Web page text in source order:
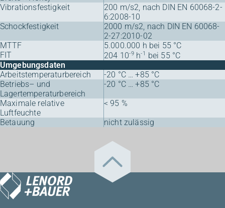
Vibrationsfestigkeit
200 m/s2, nach DIN EN 60068-2-
6:2008-10
Schockfestigkeit
2000 m/s2, nach DIN EN 60068-
2-27:2010-02
MTTF
FIT
5.000.000 h bei 55 °C
204 10-9 h-1
bei 55 °C
Umgebungsdaten
Arbeitstemperaturbereich
-20 °C … +85 °C
Betriebs– und
Lagertemperaturbereich
-20 °C … +85 °C
Maximale relative
Luftfeuchte
< 95 %
Betauung
nicht zulässig